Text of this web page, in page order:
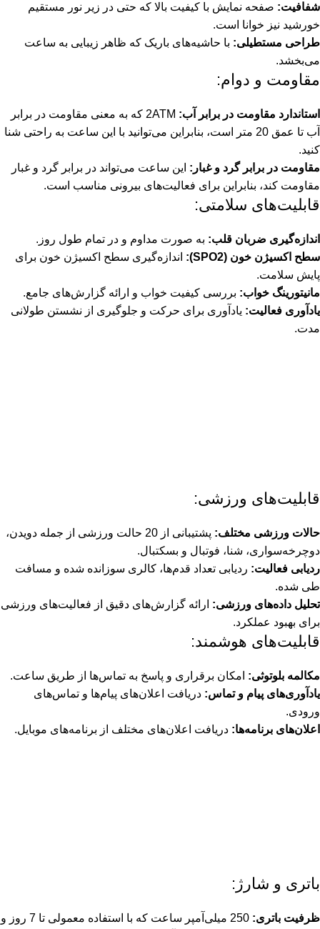
شفافیت: صفحه نمایش با کیفیت بالا که حتی در زیر نور مستقیم
خورشید نیز خوانا است.
طراحی مستطیلی: با حاشیه‌های باریک که ظاهر زیبایی به ساعت
می‌بخشد.
مقاومت و دوام:
استاندارد مقاومت در برابر آب:
2ATM که به معنی مقاومت در برابر
آب تا عمق 20 متر است، بنابراین می‌توانید با این ساعت به راحتی شنا
کنید.
مقاومت در برابر گرد و غبار: این ساعت می‌تواند در برابر گرد و غبار
مقاومت کند، بنابراین برای فعالیت‌های بیرونی مناسب است.
قابلیت‌های سلامتی:
اندازه‌گیری ضربان قلب: به صورت مداوم و در تمام طول روز.
سطح اکسیژن خون (SPO2):
اندازه‌گیری سطح اکسیژن خون برای
پایش سلامت.
مانیتورینگ خواب: بررسی کیفیت خواب و ارائه گزارش‌های جامع.
یادآوری فعالیت: یادآوری برای حرکت و جلوگیری از نشستن طولانی
مدت.
قابلیت‌های ورزشی:
حالات ورزشی مختلف:
پشتیبانی از 20 حالت ورزشی از جمله دویدن،
دوچرخه‌سواری، شنا، فوتبال و بسکتبال.
ردیابی فعالیت: ردیابی تعداد قدم‌ها، کالری سوزانده شده و مسافت
طی شده.
تحلیل داده‌های ورزشی: ارائه گزارش‌های دقیق از فعالیت‌های ورزشی
برای بهبود عملکرد.
قابلیت‌های هوشمند:
مکالمه بلوتوثی: امکان برقراری و پاسخ به تماس‌ها از طریق ساعت.
یادآوری‌های پیام و تماس: دریافت اعلان‌های پیام‌ها و تماس‌های
ورودی.
اعلان‌های برنامه‌ها: دریافت اعلان‌های مختلف از برنامه‌های موبایل.
باتری و شارژ:
ظرفیت باتری:
250 میلی‌آمپر ساعت که با استفاده معمولی تا 7 روز و